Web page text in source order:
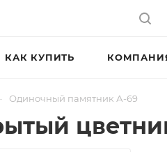
КАК КУПИТЬ
Одиночный памятник А-69